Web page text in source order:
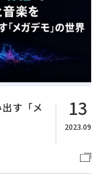
す「メ
13
2023.09